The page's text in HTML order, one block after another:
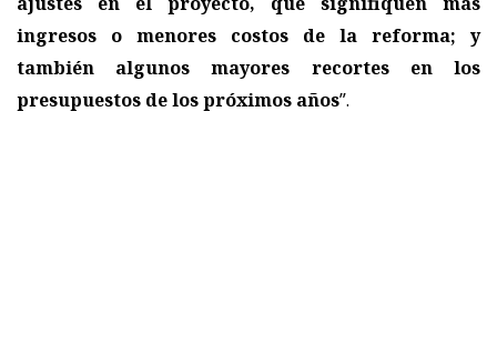
ingresos o menores costos de la reforma; y
también algunos mayores recortes en los
presupuestos de los próximos años”.